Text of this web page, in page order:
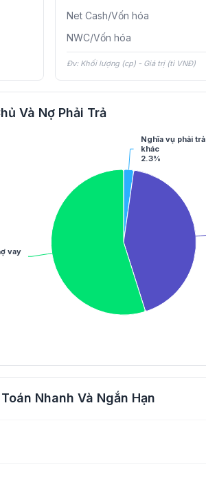
Net Cash/Vốn hóa
NWC/Vốn hóa
Đv: Khối lượng (cp) - Giá trị (tỉ VNĐ)
Và Nợ Phải Trả
Nghĩa vụ phải trả
khác
2.3%
vay
Nhanh Và Ngắn Hạn